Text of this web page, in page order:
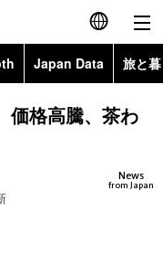
English
简体字
Japan Data 旅と
Topics
格高騰、茶わ
News
from Japan